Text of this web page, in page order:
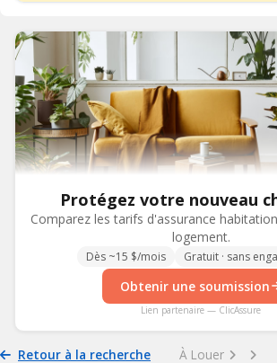
Protégez votre nouveau
Comparez les tarifs d'assurance
logement.
Dès ~15 $/mois Gratuit · sans
Obtenir une soumission
Lien partenaire — ClicAssure
Retour à la recherche À Louer